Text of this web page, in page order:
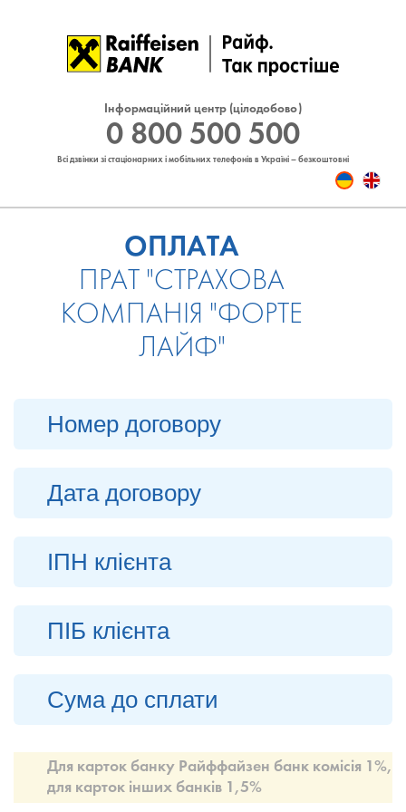
Інформаційний центр (цілодобово)
0 800 500 500
Всі дзвінки зі стаціонарних і мобільних телефонів в Україні – безкоштовні
ОПЛАТА
ПРАТ "СТРАХОВА
КОМПАНІЯ "ФОРТЕ
ЛАЙФ"
Для карток банку Райффайзен банк комісія 1%,
для карток інших банків 1,5%